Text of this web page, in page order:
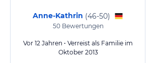
Anne-Kathrin (46-50)
50Bewertungen
Vor 12 Jahren • Verreist als Familie im
Oktober 2013